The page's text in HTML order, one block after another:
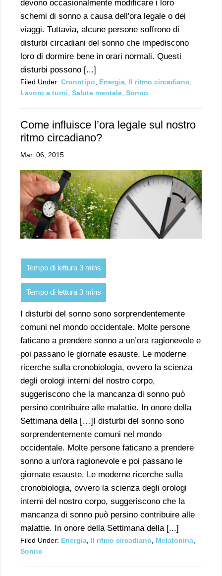
devono occasionalmente modificare i loro
schemi di sonno a causa dell'ora legale o dei
viaggi. Tuttavia, alcune persone soffrono di
disturbi circadiani del sonno che impediscono
loro di dormire bene in orari normali. Questi
disturbi possono [...]
Filed Under: Cronotipo Energia Il ritmo circadiano
Lavoro a turni Salute mentale Sonno
Come influisce l’ora legale sul nostro
ritmo circadiano?
Mar. 06, 2015
I disturbi del sonno sono sorprendentemente
comuni nel mondo occidentale. Molte persone
faticano a prendere sonno a un’ora ragionevole e
poi passano le giornate esauste. Le moderne
ricerche sulla cronobiologia, ovvero la scienza
degli orologi interni del nostro corpo,
suggeriscono che la mancanza di sonno può
persino contribuire alle malattie. In onore della
Settimana della […]I disturbi del sonno sono
sorprendentemente comuni nel mondo
occidentale. Molte persone faticano a prendere
sonno a un'ora ragionevole e poi passano le
giornate esauste. Le moderne ricerche sulla
cronobiologia, ovvero la scienza degli orologi
interni del nostro corpo, suggeriscono che la
mancanza di sonno può persino contribuire alle
malattie. In onore della Settimana della [...]
Filed Under: Energia Il ritmo circadiano Melatonina
Sonno